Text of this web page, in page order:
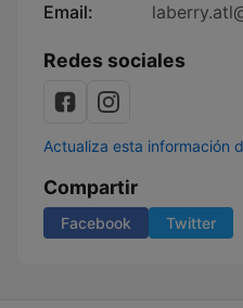
Email:
Redes sociales
Actualiza esta información
Compartir
Facebook Twitter